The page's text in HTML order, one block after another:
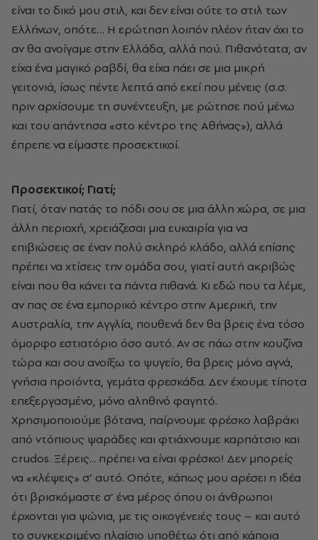
είναι το δικό μου στιλ, και δεν είναι ούτε το στιλ των
Ελλήνων, οπότε… Η ερώτηση λοιπόν πλέον ήταν όχι το
αν θα ανοίγαμε στην Ελλάδα, αλλά πού. Πιθανότατα, αν
είχα ένα μαγικό ραβδί, θα είχα πάει σε μια μικρή
γειτονιά, ίσως πέντε λεπτά από εκεί που μένεις (σ.σ.
πριν αρχίσουμε τη συνέντευξη, με ρώτησε πού μένω
και του απάντησα «στο κέντρο της Αθήνας»), αλλά
έπρεπε να είμαστε προσεκτικοί.
Προσεκτικοί; Γιατί;
Γιατί, όταν πατάς το πόδι σου σε μια άλλη χώρα, σε μια
άλλη περιοχή, χρειάζεσαι μια ευκαιρία για να
επιβιώσεις σε έναν πολύ σκληρό κλάδο, αλλά επίσης
πρέπει να χτίσεις την ομάδα σου, γιατί αυτή ακριβώς
είναι που θα κάνει τα πάντα πιθανά. Κι εδώ που τα λέμε,
αν πας σε ένα εμπορικό κέντρο στην Αμερική, την
Αυστραλία, την Αγγλία, πουθενά δεν θα βρεις ένα τόσο
όμορφο εστιατόριο όσο αυτό. Αν σε πάω στην κουζίνα
τώρα και σου ανοίξω το ψυγείο, θα βρεις μόνο αγνά,
γνήσια προϊόντα, γεμάτα φρεσκάδα. Δεν έχουμε τίποτα
επεξεργασμένο, μόνο αληθινό φαγητό.
Χρησιμοποιούμε βότανα, παίρνουμε φρέσκο λαβράκι
από ντόπιους ψαράδες και φτιάχνουμε καρπάτσιο και
crudos. Ξέρεις... πρέπει να είναι φρέσκο! Δεν μπορείς
να «κλέψεις» σ’ αυτό. Οπότε, κάπως μου αρέσει η ιδέα
ότι βρισκόμαστε σ’ ένα μέρος όπου οι άνθρωποι
έρχονται για ψώνια, με τις οικογένειές τους – και αυτό
το συγκεκριμένο πλαίσιο υποθέτω ότι από κάποια